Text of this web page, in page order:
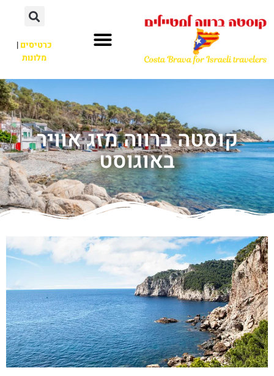
כרטיסים|
מלונות
קוסטה ברווה מזג אוויר
באוגוסט